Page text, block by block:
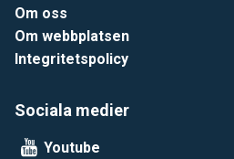
Om oss
Om webbplatsen
Integritetspolicy
Sociala medier
Youtube